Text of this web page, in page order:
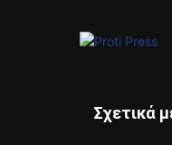
Σχετικά